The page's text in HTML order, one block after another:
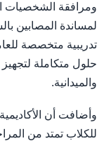
ومرافقة الشخصيات
لمساندة المصابين
تدريبية متخصصة
حلول متكاملة لتجهيز
والميدانية.
وأضافت أن
للكلاب تمتد من